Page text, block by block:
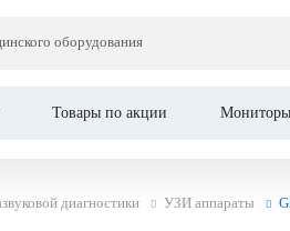
оборудования
Товары по акции
диагностики УЗИ аппараты